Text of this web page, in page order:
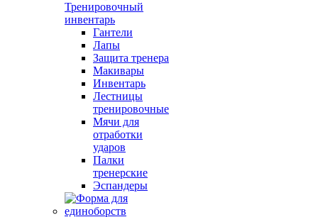
Тренировочный
инвентарь
Гантели
Лапы
Защита тренера
Макивары
Инвентарь
Лестницы
тренировочные
Мячи для
отработки
ударов
Палки
тренерские
Эспандеры